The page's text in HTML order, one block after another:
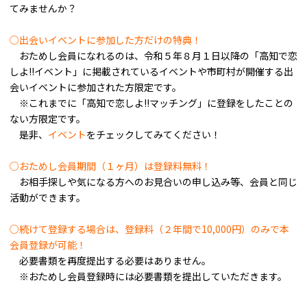
てみませんか？
○出会いイベントに参加した方だけの特典！
おためし会員になれるのは、令和５年８月１日以降の「高知で恋
しよ!!イベント」に掲載されているイベントや市町村が開催する出
会いイベントに参加された方限定です。
※これまでに「高知で恋しよ!!マッチング」に登録をしたことの
ない方限定です。
是非、 イベントをチェックしてみてください！
○おためし会員期間（１ヶ月）は登録料無料！
お相手探しや気になる方へのお見合いの申し込み等、会員と同じ
活動ができます。
○続けて登録する場合は、登録料（２年間で10,000円）のみで本
会員登録が可能！
必要書類を再度提出する必要はありません。
※おためし会員登録時には必要書類を提出していただきます。